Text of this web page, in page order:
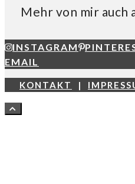
Mehr von mir auch
INSTAGRAM
EMAIL
KONTAKT |